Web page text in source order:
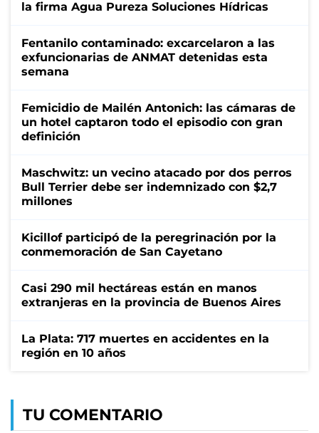
la firma Agua Pureza Soluciones Hídricas
Fentanilo contaminado: excarcelaron a las
exfuncionarias de ANMAT detenidas esta
semana
Femicidio de Mailén Antonich: las cámaras de
un hotel captaron todo el episodio con gran
definición
Maschwitz: un vecino atacado por dos perros
Bull Terrier debe ser indemnizado con $2,7
millones
Kicillof participó de la peregrinación por la
conmemoración de San Cayetano
Casi 290 mil hectáreas están en manos
extranjeras en la provincia de Buenos Aires
La Plata: 717 muertes en accidentes en la
región en 10 años
TU COMENTARIO